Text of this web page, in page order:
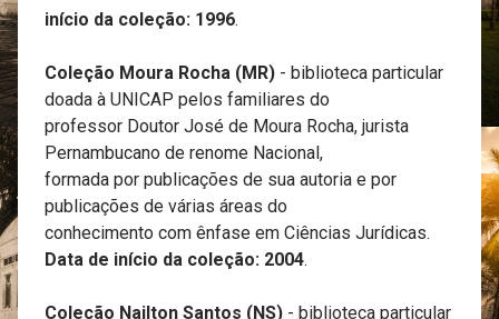
início da coleção: 1996.
Coleção Moura Rocha (MR) - biblioteca particular
doada à UNICAP pelos familiares do
professor Doutor José de Moura Rocha, jurista
Pernambucano de renome Nacional,
formada por publicações de sua autoria e por
publicações de várias áreas do
conhecimento com ênfase em Ciências Jurídicas.
Data de início da coleção: 2004.
Coleção Nailton Santos (NS) - biblioteca particular